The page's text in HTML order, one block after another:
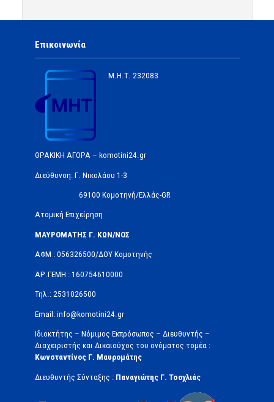
Επικοινωνία
Μ.Η.Τ. 232083
ΘΡΑΚΙΚΗ ΑΓΟΡΑ – komotini24.gr
Διεύθυνση: Γ. Νικολάου 1-3
69100 Κομοτηνή/Ελλάς-GR
Ατομική Επιχείρηση
ΜΑΥΡΟΜΑΤΗΣ Γ. ΚΩΝ/ΝΟΣ
ΑΦΜ : 056326500/ΔOΥ Κομοτηνής
ΑΡ.ΓΕΜΗ : 160754610000
Τηλ.: 2531026500
Email: info@komotini24.gr
Ιδιοκτήτης – Νόμιμος Εκπρόσωπος – Διευθυντής –
Διαχειριστής και Δικαιούχος του ονόματος τομέα :
Κωνσταντίνος Γ. Μαυρομάτης
Διευθυντής Σύνταξης : Παναγιώτης Γ. Τσοχλιάς